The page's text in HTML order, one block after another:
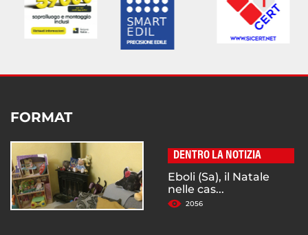
FORMAT
DENTRO LA NOTIZIA
Eboli (Sa), il Natale
nelle cas...
2056